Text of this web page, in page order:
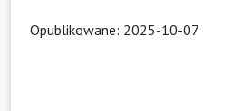
Opublikowane: 2025-10-07